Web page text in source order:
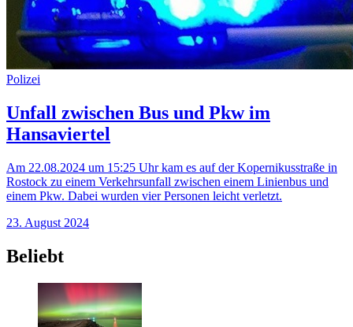
Polizei
Unfall zwischen Bus und Pkw im
Hansaviertel
Am 22.08.2024 um 15:25 Uhr kam es auf der Kopernikusstraße in
Rostock zu einem Verkehrsunfall zwischen einem Linienbus und
einem Pkw. Dabei wurden vier Personen leicht verletzt.
23. August 2024
Beliebt